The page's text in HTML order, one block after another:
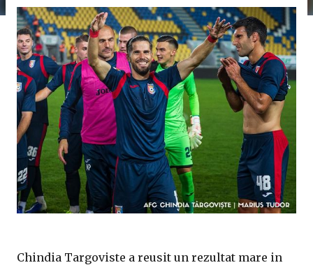
Chindia Targoviste a reusit un rezultat mare in